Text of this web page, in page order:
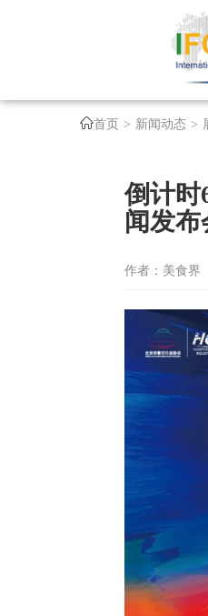
首页 新闻动态
倒计时
闻发
作者：美食界